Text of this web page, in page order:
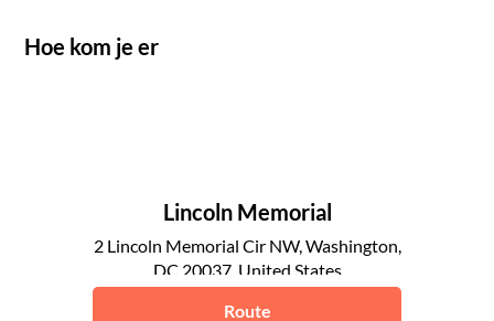
Hoe kom je er
Lincoln Memorial
2 Lincoln Memorial Cir NW, Washington,
DC 20037, United States
Washington DC
Route